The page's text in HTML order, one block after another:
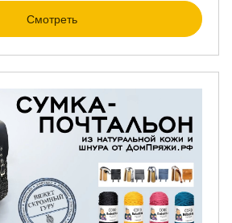
Смотреть